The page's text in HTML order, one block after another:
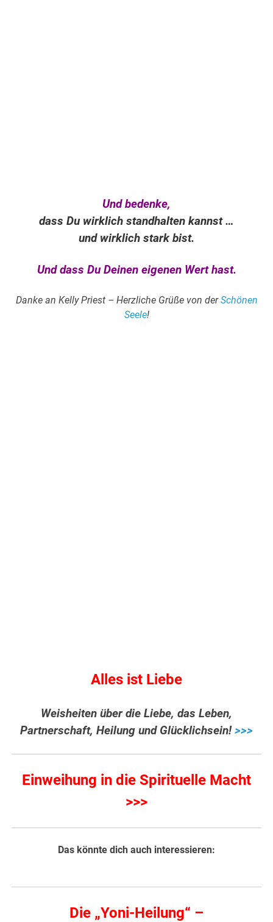
Und bedenke,
dass Du wirklich standhalten kannst …
und wirklich stark bist.
Und dass Du Deinen eigenen Wert hast.
Danke an Kelly Priest – Herzliche Grüße von derSchönen
Seele!
Alles ist Liebe
Weisheiten über die Liebe, das Leben,
Partnerschaft, Heilung und Glücklichsein!>>>
Einweihung in die Spirituelle Macht
>>>
Das könnte dich auch interessieren:
Die „Yoni-Heilung“ –